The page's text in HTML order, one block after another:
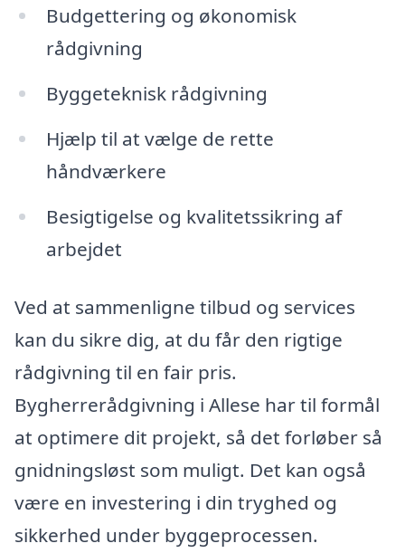
Budgettering og økonomisk
rådgivning
Byggeteknisk rådgivning
Hjælp til at vælge de rette
håndværkere
Besigtigelse og kvalitetssikring af
arbejdet
Ved at sammenligne tilbud og services
kan du sikre dig, at du får den rigtige
rådgivning til en fair pris.
Bygherrerådgivning i Allese har til formål
at optimere dit projekt, så det forløber så
gnidningsløst som muligt. Det kan også
være en investering i din tryghed og
sikkerhed under byggeprocessen.